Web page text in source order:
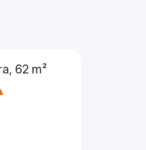
62 m²